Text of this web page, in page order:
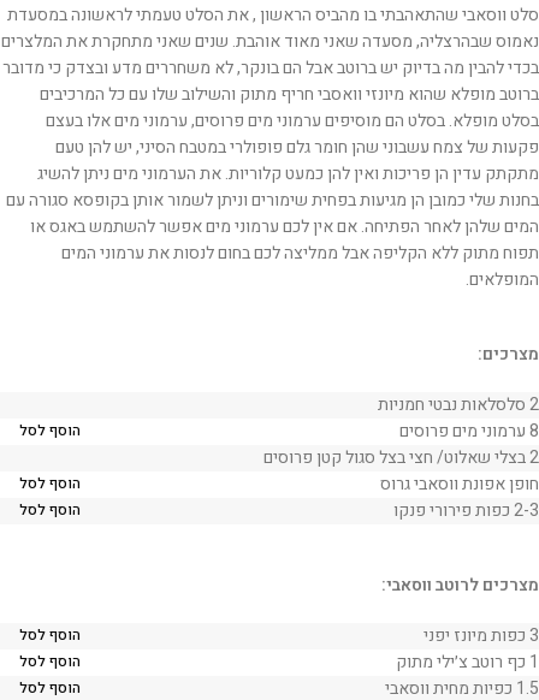
סלט ווסאבי שהתאהבתי בו מהביס הראשון , את הסלט טעמתי לראשונה במסעדת
נאמוס שבהרצליה, מסעדה שאני מאוד אוהבת. שנים שאני מתחקרת את המלצרים
בכדי להבין מה בדיוק יש ברוטב אבל הם בונקר, לא משחררים מדע ובצדק כי מדובר
ברוטב מופלא שהוא מיונזי וואסבי חריף מתוק והשילוב שלו עם כל המרכיבים
בסלט מופלא. בסלט הם מוסיפים ערמוני מים פרוסים, ערמוני מים אלו בעצם
פקעות של צמח עשבוני שהן חומר גלם פופולרי במטבח הסיני, יש להן טעם
מתקתק עדין הן פריכות ואין להן כמעט קלוריות. את הערמוני מים ניתן להשיג
בחנות שלי כמובן הן מגיעות בפחית שימורים וניתן לשמור אותן בקופסא סגורה עם
המים שלהן לאחר הפתיחה. אם אין לכם ערמוני מים אפשר להשתמש באגס או
תפוח מתוק ללא הקליפה אבל ממליצה לכם בחום לנסות את ערמוני המים
המופלאים.
מצרכים:
2 סלסלאות נבטי חמניות
8 ערמוני מים פרוסים
הוסף לסל
2 בצלי שאלוט/ חצי בצל סגול קטן פרוסים
חופן אפונת ווסאבי גרוס
הוסף לסל
2-3 כפות פירורי פנקו הוסף לסל
מצרכים לרוטב ווסאבי:
3 כפות מיונז יפני
הוסף לסל
1 כף רוטב צ׳ילי מתוק הוסף לסל
1.5 כפיות מחית ווסאבי הוסף לסל